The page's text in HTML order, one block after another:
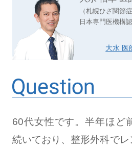
（札幌ひざ関節
日本専門医機構
大水 医
60代女性です。半年ほど
続いており、整形外科で